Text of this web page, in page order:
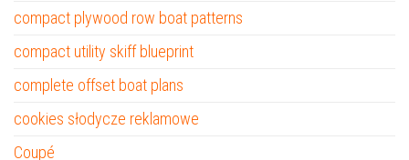
compact plywood row boat patterns
compact utility skiff blueprint
complete offset boat plans
cookies słodycze reklamowe
Coupé